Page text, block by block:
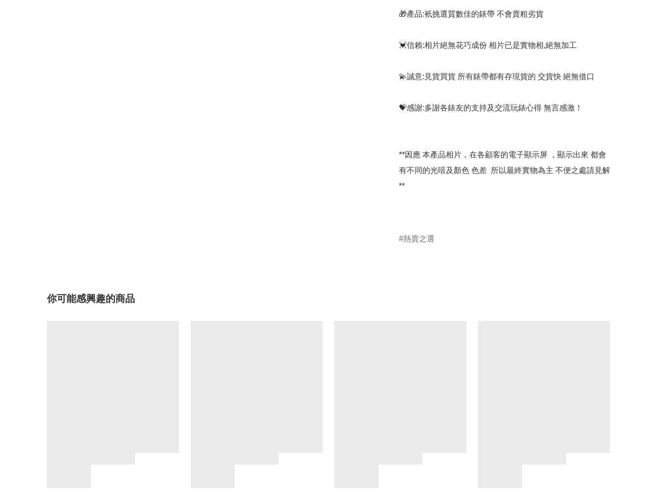
🎁產品:衹挑選質數佳的錶帶 不會賣粗劣貨
💓信賴:相片絕無花巧成份 相片已是實物相,絕無加工
💫誠意:見貨買貨 所有錶帶都有存現貨的 交貨快 絕無借口
💝感謝:多謝各錶友的支持及交流玩錶心得 無言感激！
**因應 本產品相片，在各顧客的電子顯示屏 ，顯示出來 都會
有不同的光喑及顏色 色差  所以最終實物為主 不便之處請見解
**
熱賣之選
你可能感興趣的商品